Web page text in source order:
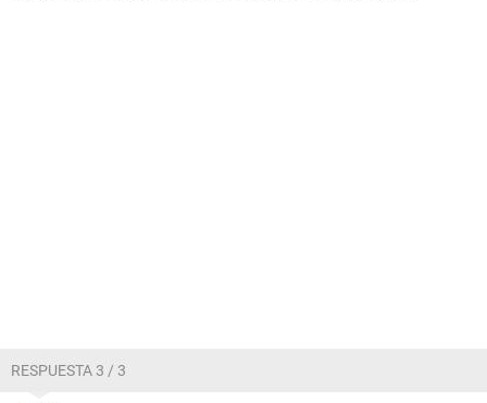
RESPUESTA 3 / 3